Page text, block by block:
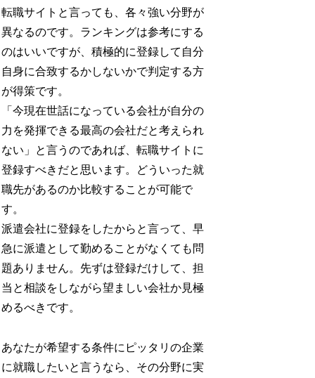
転職サイトと言っても、各々強い分野が
異なるのです。ランキングは参考にする
のはいいですが、積極的に登録して自分
自身に合致するかしないかで判定する方
が得策です。
「今現在世話になっている会社が自分の
力を発揮できる最高の会社だと考えられ
ない」と言うのであれば、転職サイトに
登録すべきだと思います。どういった就
職先があるのか比較することが可能で
す。
派遣会社に登録をしたからと言って、早
急に派遣として勤めることがなくても問
題ありません。先ずは登録だけして、担
当と相談をしながら望ましい会社か見極
めるべきです。
あなたが希望する条件にピッタリの企業
に就職したいと言うなら、その分野に実